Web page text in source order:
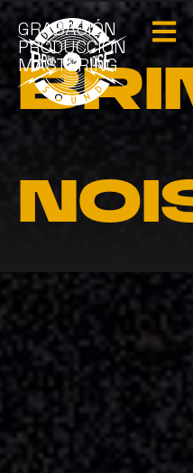
GRABACIÓN
PRODUCCIÓN
MASTERING